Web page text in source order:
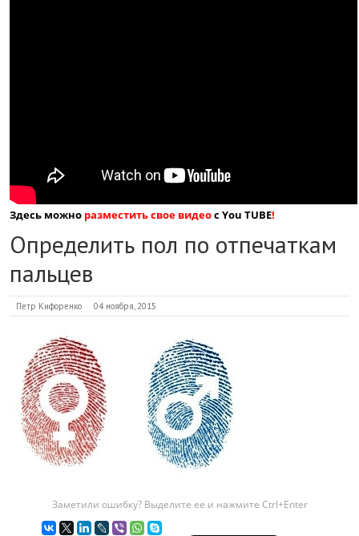
Здесь можно разместить свое видеос You TUBE!
Определить пол по отпечаткам
пальцев
Петр Кифоренко 04 ноября, 2015
Заметили ошибку? Выделите ее и нажмите Ctrl+Enter